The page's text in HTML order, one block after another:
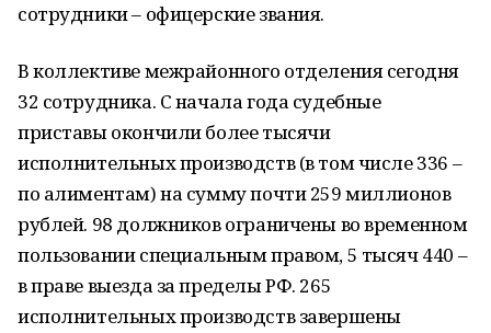
сотрудники – офицерские звания.
В коллективе межрайонного отделения сегодня
32 сотрудника. С начала года судебные
приставы окончили более тысячи
исполнительных производств (в том числе 336 –
по алиментам) на сумму почти 259 миллионов
рублей. 98 должников ограничены во временном
пользовании специальным правом, 5 тысяч 440 –
в праве выезда за пределы РФ. 265
исполнительных производств завершены